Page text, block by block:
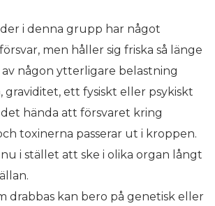
i denna grupp har något
men håller sig friska så länge
någon ytterligare belastning
graviditet, ett fysiskt eller psykiskt
hända att försvaret kring
toxinerna passerar ut i kroppen.
i stället att ske i olika organ långt
drabbas kan bero på genetisk eller